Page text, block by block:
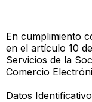
En cumplimiento
en el artículo 10
Servicios de la
Comercio
Datos